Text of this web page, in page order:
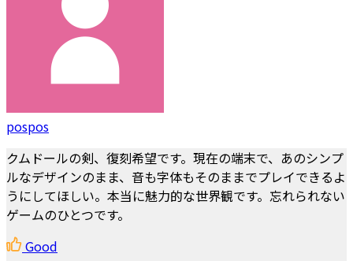
pospos
クムドールの剣、復刻希望です。現在の端末で、あのシンプ
ルなデザインのまま、音も字体もそのままでプレイできるよ
うにしてほしい。本当に魅力的な世界観です。忘れられない
ゲームのひとつです。
Good